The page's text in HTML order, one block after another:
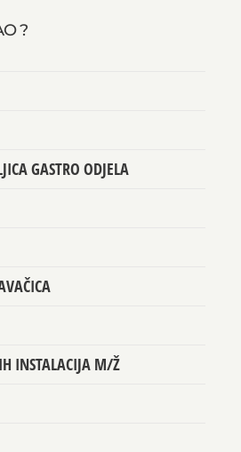
?
GASTRO ODJELA
INSTALACIJA M/Ž